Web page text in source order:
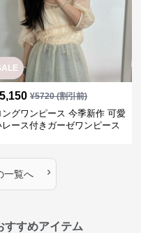
¥5720(割引前)
ングワンピース 今季新作 可愛
レース付きガーゼワンピース
一覧へ ›
すすめアイテム